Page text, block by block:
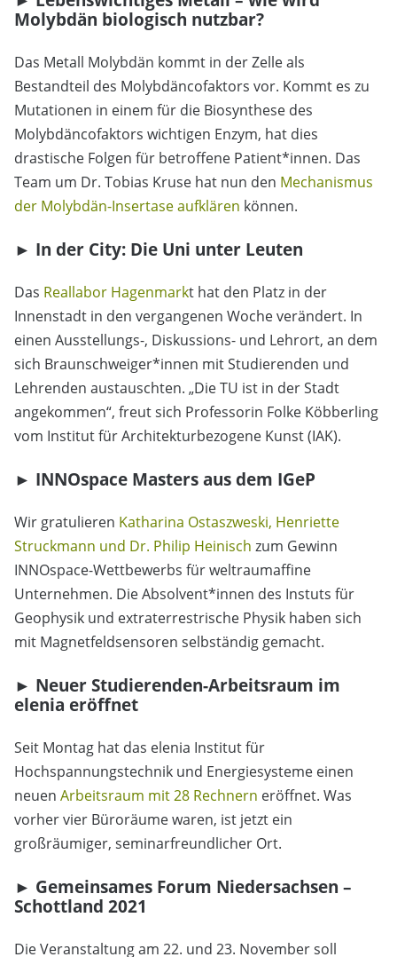
Molybdän biologisch nutzbar?
Das Metall Molybdän kommt in der Zelle als
Bestandteil des Molybdäncofaktors vor. Kommt es zu
Mutationen in einem für die Biosynthese des
Molybdäncofaktors wichtigen Enzym, hat dies
drastische Folgen für betroffene Patient*innen. Das
Team um Dr. Tobias Kruse hat nun den Mechanismus
der Molybdän-Insertase aufklären können.
► In der City: Die Uni unter Leuten
Das Reallabor Hagenmarkt hat den Platz in der
Innenstadt in den vergangenen Woche verändert. In
einen Ausstellungs-, Diskussions- und Lehrort, an dem
sich Braunschweiger*innen mit Studierenden und
Lehrenden austauschten. „Die TU ist in der Stadt
angekommen“, freut sich Professorin Folke Köbberling
vom Institut für Architekturbezogene Kunst (IAK).
► INNOspace Masters aus dem IGeP
Wir gratulieren Katharina Ostaszweski, Henriette
Struckmann und Dr. Philip Heinisch zum Gewinn
INNOspace-Wettbewerbs für weltraumaffine
Unternehmen. Die Absolvent*innen des Instuts für
Geophysik und extraterrestrische Physik haben sich
mit Magnetfeldsensoren selbständig gemacht.
► Neuer Studierenden-Arbeitsraum im
elenia eröffnet
Seit Montag hat das elenia Institut für
Hochspannungstechnik und Energiesysteme einen
neuen Arbeitsraum mit 28 Rechnern eröffnet. Was
vorher vier Büroräume waren, ist jetzt ein
großräumiger, seminarfreundlicher Ort.
► Gemeinsames Forum Niedersachsen –
Schottland 2021
Die Veranstaltung am 22. und 23. November soll